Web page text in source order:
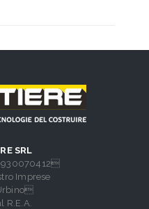
SRL
Imprese
R.E.A.